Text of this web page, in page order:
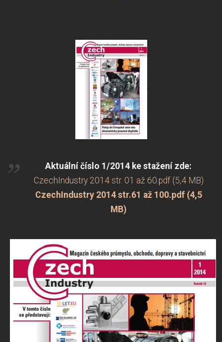
Aktuální číslo 1/2014 ke stažení zde:
CzechIndustry 2014 str. 01 až 60.pdf (5,4 MB)
CzechIndustry 2014 str.61 až 100.pdf (4,5
MB)